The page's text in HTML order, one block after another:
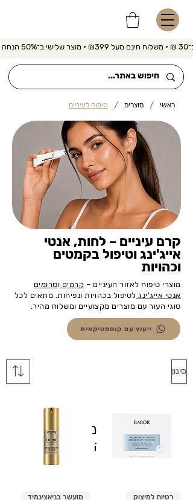
הנחה
ראשי / מוצרים / טיפוח לעיניים
קרם עיניים – לחות, אנטי
אייג'ינג וטיפול בקמטים
וכהויות
מוצרי טיפוח לאזור העיניים – קרמים וסרומים
אנטי אייג'ינג לטיפול בכהויות ונפיחות. מתאים לכל
סוגי העור עם מוצרים מקצועיים ומשלוח מהיר.
ייעוץ עם קוסמטיקאית
אין פה מוצרים
לתצוגה כרגע.
סינון
רטיות למיצוק מועשר בניאצינמיד